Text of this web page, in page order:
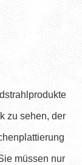
zu sehen, der
müssen nur